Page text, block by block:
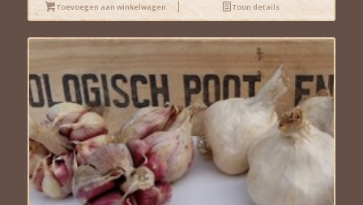
Toevoegen aan winkelwagen Toon details